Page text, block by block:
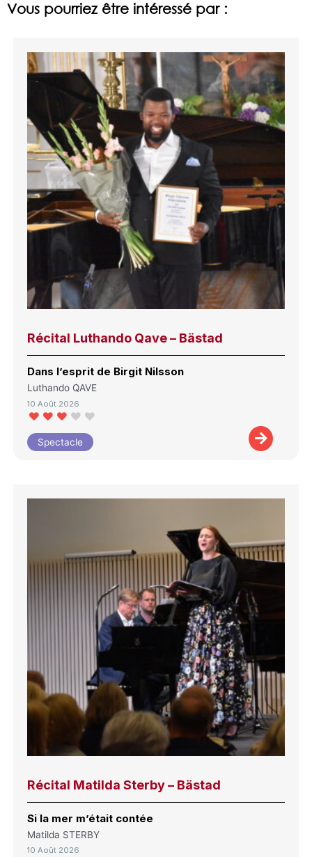
Vous pourriez être intéressé par :
Récital Luthando Qave – Bästad
Dans l’esprit de Birgit Nilsson
Luthando QAVE
10 Août 2026
Spectacle
Récital Matilda Sterby – Bästad
Si la mer m’était contée
Matilda STERBY
10 Août 2026